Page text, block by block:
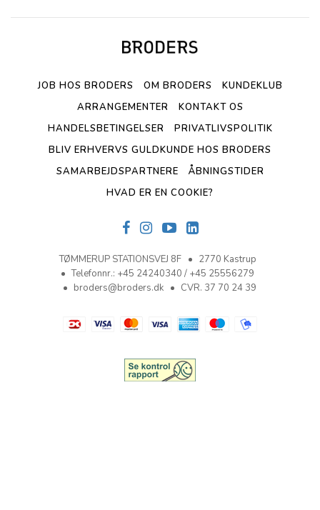
JOB HOS BRODERS OM BRODERS
KUNDEKLUB
ARRANGEMENTER
KONTAKT OS
HANDELSBETINGELSER
PRIVATLIVSPOLITIK
BLIV ERHVERVS GULDKUNDE HOS BRODERS
SAMARBEJDSPARTNERE
ÅBNINGSTIDER
HVAD ER EN COOKIE?
TØMMERUP STATIONSVEJ 8F
2770 Kastrup
Telefonnr.: +45 24240340 / +45 25556279
broders@broders.dk
CVR. 37 70 24 39